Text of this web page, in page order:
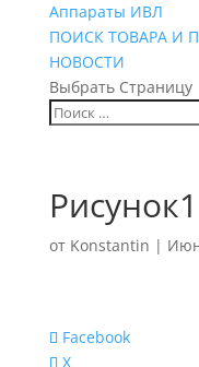
Аппараты ИВЛ
ПОИСК ТОВАРА И
НОВОСТИ
Выбрать Страницу
Рисунок1
от Konstantin |
Facebook
X